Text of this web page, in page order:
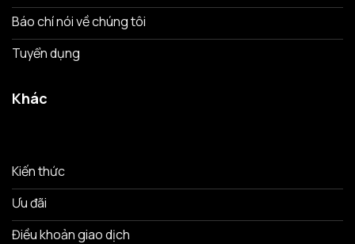
Báo chí nói về chúng tôi
Tuyển dụng
Khác
Kiến thức
Ưu đãi
Điều khoản giao dịch